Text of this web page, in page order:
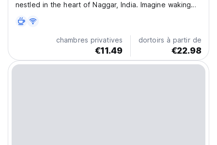
nestled in the heart of Naggar, India. Imagine waking
air of the Himalayas. Our guesthouse offers a tranquil
paradise, a world away from the everyday...
chambres privatives
€11.49
dortoirs à partir de
€22.98